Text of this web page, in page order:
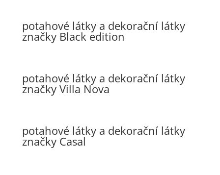
potahové látky a dekorační látky
značky Black edition
potahové látky a dekorační látky
značky Villa Nova
potahové látky a dekorační látky
značky Casal